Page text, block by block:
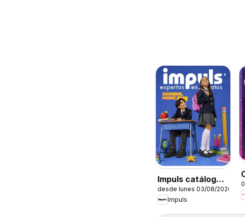
Impuls catálogo
Escolar
desde lunes 03/08/2026
Impuls